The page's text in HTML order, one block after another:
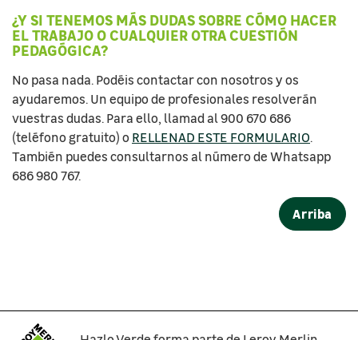
¿Y SI TENEMOS MÁS DUDAS SOBRE CÓMO HACER
EL TRABAJO O CUALQUIER OTRA CUESTIÓN
PEDAGÓGICA?
No pasa nada. Podéis contactar con nosotros y os
ayudaremos. Un equipo de profesionales resolverán
vuestras dudas. Para ello, llamad al 900 670 686
(teléfono gratuito) o RELLENAD ESTE FORMULARIO.
También puedes consultarnos al número de Whatsapp
686 980 767.
Arriba